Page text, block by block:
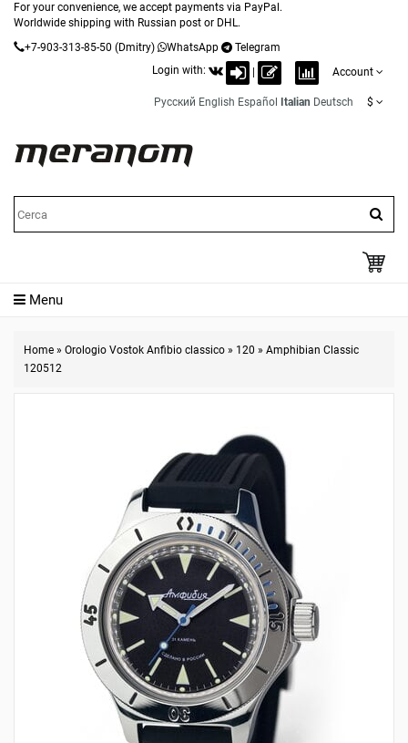
For your convenience, we accept payments via PayPal.
Worldwide shipping with Russian post or DHL.
+7-903-313-85-50 (Dmitry) WhatsApp
Telegram
Login with:
Account
Русский English Español Italian Deutsch $
Menu
Home » Orologio Vostok Anfibio classico » 120 » Amphibian Classic
120512